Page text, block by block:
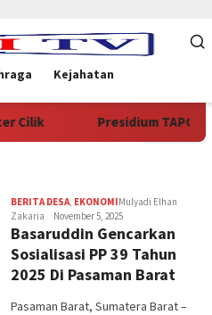
Kejahatan
Cilik Presidium TAPOL-
BERITA DESA, EKONOMIMulyadi Elhan
Zakaria
November 5, 2025
Basaruddin Gencarkan
Sosialisasi PP 39 Tahun
2025 Di Pasaman Barat
Pasaman Barat, Sumatera Barat –